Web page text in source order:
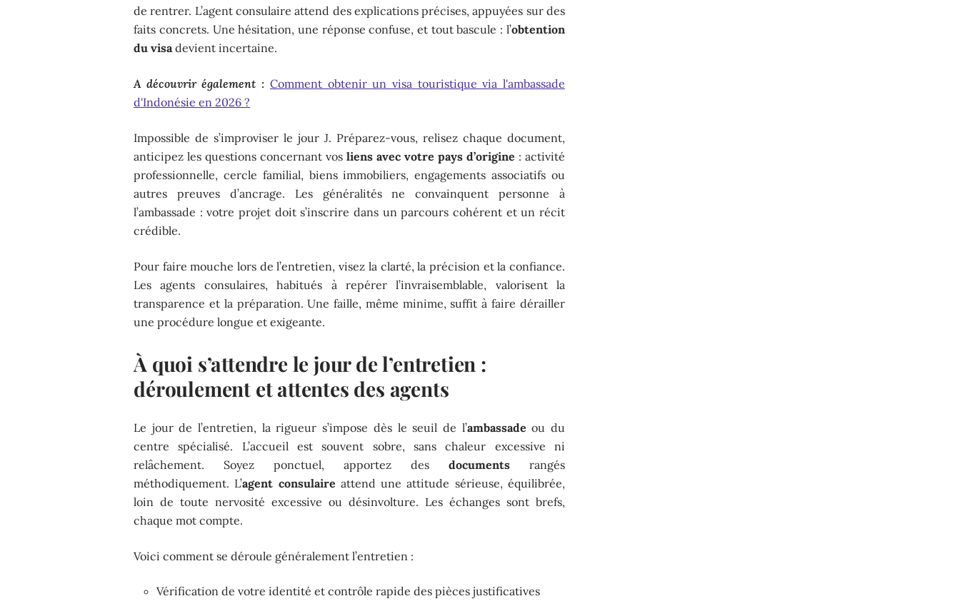
de rentrer. L’agent consulaire attend des explications précises, appuyées sur des
faits concrets. Une hésitation, une réponse confuse, et tout bascule : l’obtention
du visa devient incertaine.
A découvrir également : Comment obtenir un visa touristique via l'ambassade
d'Indonésie en 2026 ?
Impossible de s’improviser le jour J. Préparez-vous, relisez chaque document,
anticipez les questions concernant vosliens avec votre pays d’origine : activité
professionnelle, cercle familial, biens immobiliers, engagements associatifs ou
autres preuves d’ancrage. Les généralités ne convainquent personne à
l’ambassade : votre projet doit s’inscrire dans un parcours cohérent et un récit
crédible.
Pour faire mouche lors de l’entretien, visez la clarté, la précision et la confiance.
Les agents consulaires, habitués à repérer l’invraisemblable, valorisent la
transparence et la préparation. Une faille, même minime, suffit à faire dérailler
une procédure longue et exigeante.
À quoi s’attendre le jour de l’entretien :
déroulement et attentes des agents
Le jour de l’entretien, la rigueur s’impose dès le seuil de l’ambassade ou du
centre spécialisé. L’accueil est souvent sobre, sans chaleur excessive ni
relâchement. Soyez ponctuel, apportez des documentsrangés
méthodiquement. L’agent consulaire attend une attitude sérieuse, équilibrée,
loin de toute nervosité excessive ou désinvolture. Les échanges sont brefs,
chaque mot compte.
Voici comment se déroule généralement l’entretien :
Vérification de votre identité et contrôle rapide des pièces justificatives